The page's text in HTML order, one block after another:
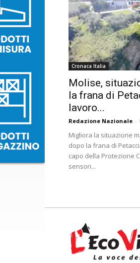
Cronaca Italia
Molise,
la frana di
lavoro...
Redazione Nazionale -
Migliora la situazione
dopo la frana di
capo della Protezione
sensori...